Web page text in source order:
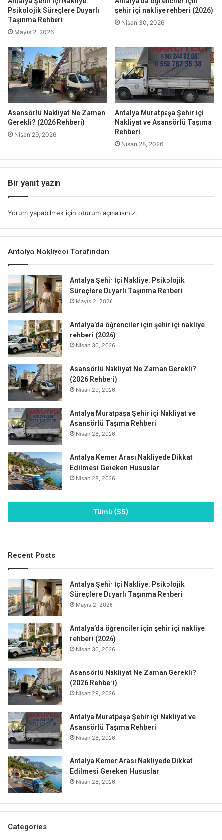
Psikolojik Süreçlere Duyarlı
Taşınma Rehberi
Mayıs 2, 2026
şehir içi nakliye rehberi (2026)
Nisan 30, 2026
Asansörlü Nakliyat Ne Zaman
Gerekli? (2026 Rehberi)
Nisan 29, 2026
Antalya Muratpaşa Şehir içi
Nakliyat ve Asansörlü Taşıma
Rehberi
Nisan 28, 2026
Bir yanıt yazın
Yorum yapabilmek için oturum açmalısınız.
Antalya Nakliyeci Tarafından
Antalya Şehir İçi Nakliye: Psikolojik
Süreçlere Duyarlı Taşınma Rehberi
Mayıs 2, 2026
Antalya’da öğrenciler için şehir içi nakliye
rehberi (2026)
Nisan 30, 2026
Asansörlü Nakliyat Ne Zaman Gerekli?
(2026 Rehberi)
Nisan 29, 2026
Antalya Muratpaşa Şehir içi Nakliyat ve
Asansörlü Taşıma Rehberi
Nisan 28, 2026
Antalya Kemer Arası Nakliyede Dikkat
Edilmesi Gereken Hususlar
Nisan 28, 2026
Tümü (55)
Recent Posts
Antalya Şehir İçi Nakliye: Psikolojik
Süreçlere Duyarlı Taşınma Rehberi
Mayıs 2, 2026
Antalya’da öğrenciler için şehir içi nakliye
rehberi (2026)
Nisan 30, 2026
Asansörlü Nakliyat Ne Zaman Gerekli?
(2026 Rehberi)
Nisan 29, 2026
Antalya Muratpaşa Şehir içi Nakliyat ve
Asansörlü Taşıma Rehberi
Nisan 28, 2026
Antalya Kemer Arası Nakliyede Dikkat
Edilmesi Gereken Hususlar
Nisan 28, 2026
Categories